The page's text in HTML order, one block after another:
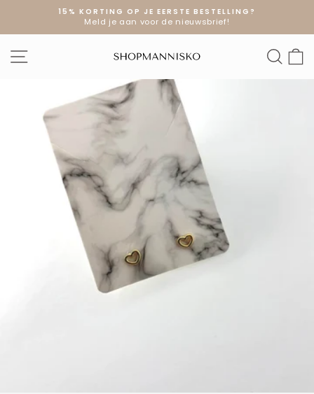
artikel
Diavoorstelling
15% KORTING OP JE EERSTE BESTELLING?
Meld je aan voor de nieuwsbrief!
SITE NAVIGATIE